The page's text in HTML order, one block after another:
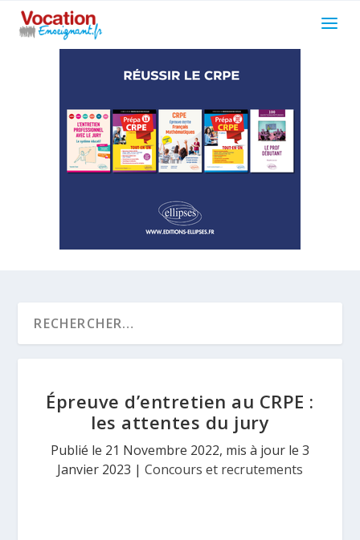
Épreuve d’entretien au CRPE :
les attentes du jury
Publié le 21 Novembre 2022, mis à jour le 3
Janvier 2023 | Concours et recrutements